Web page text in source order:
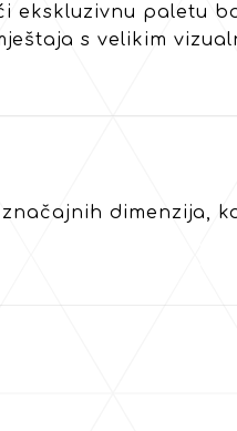
ekskluzivnu paletu
s velikim
dimenzija,